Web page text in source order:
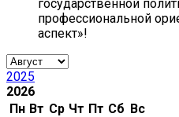
государственной
профессиональной
аспект»!
2025
2026
Пн Вт Ср Чт Пт Сб Вс